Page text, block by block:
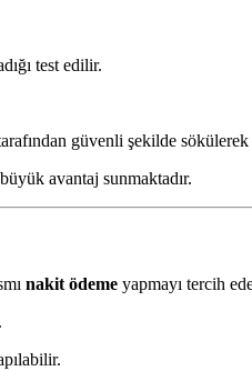
test edilir.
güvenli şekilde sökülerek
avantaj sunmaktadır.
nakit ödeme yapmayı tercih